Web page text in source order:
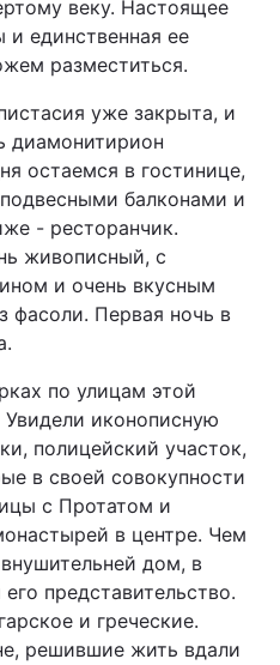
веку. Настоящее
единственная ее
разместиться.
уже закрыта, и
диамонитирион
остаемся в гостинице,
балконами и
- ресторанчик.
живописный, с
и очень вкусным
фасоли. Первая ночь в
по улицам этой
иконописную
полицейский участок,
в своей совокупности
с Протатом и
в центре. Чем
дом, в
представительство.
и греческие.
решившие жить вдали